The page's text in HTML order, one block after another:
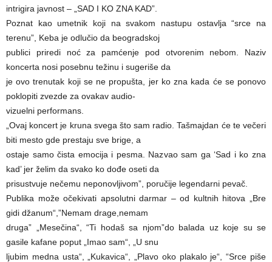
intrigira javnost – „SAD I KO ZNA KAD”.
Poznat kao umetnik koji na svakom nastupu ostavlja “srce na
terenu”, Keba je odlučio da beogradskoj
publici priredi noć za pamćenje pod otvorenim nebom. Naziv
koncerta nosi posebnu težinu i sugeriše da
je ovo trenutak koji se ne propušta, jer ko zna kada će se ponovo
poklopiti zvezde za ovakav audio-
vizuelni performans.
„Ovaj koncert je kruna svega što sam radio. Tašmajdan će te večeri
biti mesto gde prestaju sve brige, a
ostaje samo čista emocija i pesma. Nazvao sam ga ‘Sad i ko zna
kad’ jer želim da svako ko dođe oseti da
prisustvuje nečemu neponovljivom”, poručije legendarni pevač.
Publika može očekivati apsolutni darmar – od kultnih hitova „Bre
gidi džanum“,”Nemam drage,nemam
druga” „Mesečina“, “Ti hodaš sa njom”do balada uz koje su se
gasile kafane poput „Imao sam“, „U snu
ljubim medna usta“, „Kukavica“, „Plavo oko plakalo je“, “Srce piše